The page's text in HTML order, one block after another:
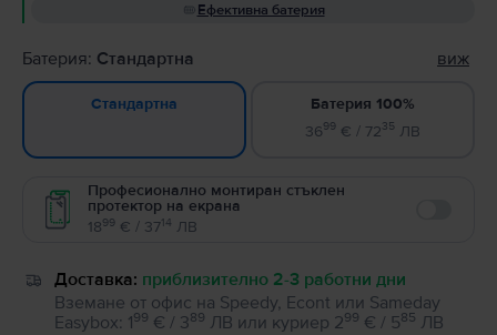
Ефективна батерия
Батерия: Стандартна виж
Стандартна
Батерия 100%
3699 € / 7235 ЛВ
Професионално монтиран стъклен
протектор на екрана
1899 € / 3714 ЛВ
Доставка: приблизително 2-3 работни дни
Вземане от офис на Speedy, Econt или Sameday
Easybox: 199 € / 389 ЛВ или куриер 299 € / 585 ЛВ